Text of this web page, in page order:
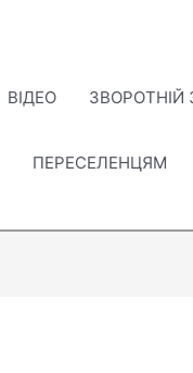
ВІДЕО ЗВОРОТНІЙ
ПЕРЕСЕЛЕНЦЯМ